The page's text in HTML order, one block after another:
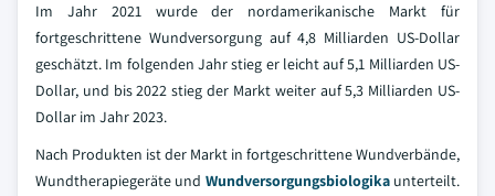
Im Jahr 2021 wurde der nordamerikanische Markt für
fortgeschrittene Wundversorgung auf 4,8 Milliarden US-Dollar
geschätzt. Im folgenden Jahr stieg er leicht auf 5,1 Milliarden US-
Dollar, und bis 2022 stieg der Markt weiter auf 5,3 Milliarden US-
Dollar im Jahr 2023.
Nach Produkten ist der Markt in fortgeschrittene Wundverbände,
Wundtherapiegeräte und Wundversorgungsbiologikaunterteilt.